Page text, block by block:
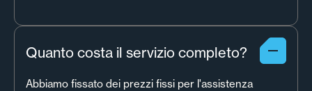
Quanto costa il servizio completo?
Abbiamo fissato dei prezzi fissi per l'assistenza